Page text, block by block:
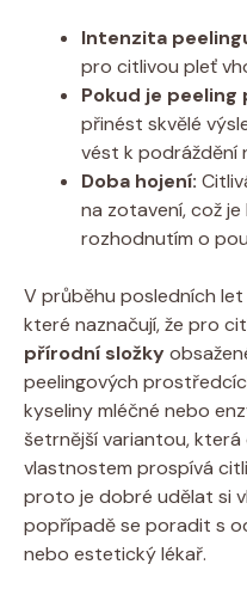
Intenzita
pro citlivou pleť
Pokud je
přinést skvělé
vést k podráždění
Doba hojení:
na zotavení, což
rozhodnutím o
V průběhu posledních
které naznačují, že pro
přírodní složky
peelingových
kyseliny mléčné nebo
šetrnější variantou,
vlastnostem prospívá
proto je dobré udělat si
popřípadě se poradit s
nebo estetický lékař.